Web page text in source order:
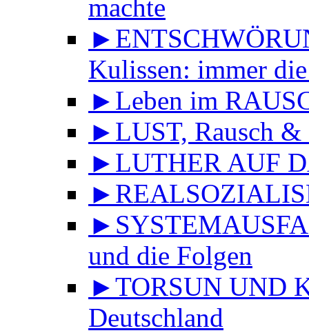
machte
Kulissen: immer
►Leben im
►LUST, Rausch
►LUTHER AUF
und die Folgen
►TORSUN UND
Deutschland